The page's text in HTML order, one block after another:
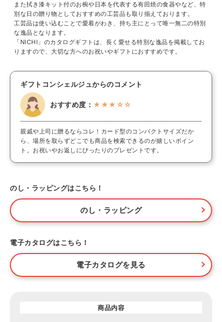
また拭き漆キット付のお椀や日本を代表する有田焼の食器やなど、特
別な日の贈り物としておすすめの工芸品も取り揃えております。
工芸品は使い込むことで愛着がわき、持ち主にとって唯一無二の特別
な逸品となります。
「NICHI」のカタログギフトは、長く愛せる特別な逸品を掲載してお
りますので、大切な方へのお祝いやギフトにおすすめです。
ギフトコンシェルジュからのコメント
おすすめ度： ★★★☆☆
親戚や上司に贈るならコレ！カード型のコンパクトサイズだか
ら、場所を取らずどこでも商品を検索できるのが嬉しいポイン
ト。お祝いやお返しにぴったりのプレゼントです。
のし・ラッピングはこちら！
のし・ラッピング
電子カタログはこちら！
電子カタログを見る
商品内容